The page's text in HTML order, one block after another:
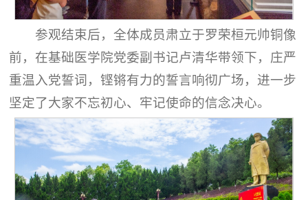
参观结束后，全体成员肃立于罗荣桓元帅铜像
前，在基础医学院党委副书记卢清华带领下，庄严
重温入党誓词，铿锵有力的誓言响彻广场，进一步
坚定了大家不忘初心、牢记使命的信念决心。